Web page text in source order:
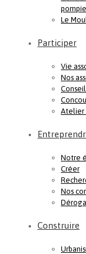
Le
Participer
Vie
Nos
Atelier
Notre
Créer
Nos
Construire